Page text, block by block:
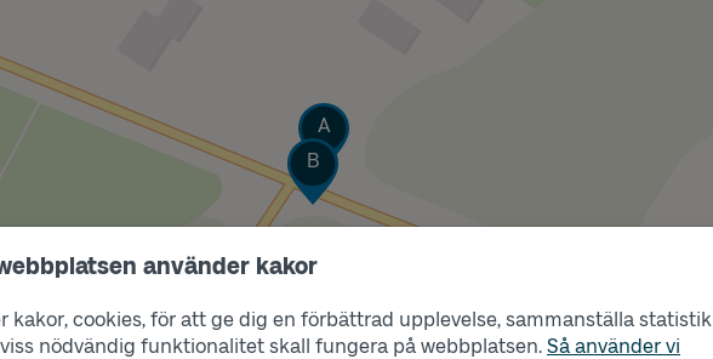
använder kakor
kakor, cookies, för att ge dig en förbättrad upplevelse, sammanställa statistik
nödvändig funktionalitet skall fungera på webbplatsen. Så använder vi
Läge
A
Läge
B